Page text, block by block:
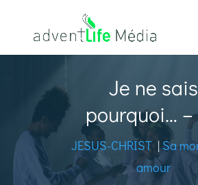
Je ne sais
pourquoi…
JESUS-CHRIST|Sa
amour